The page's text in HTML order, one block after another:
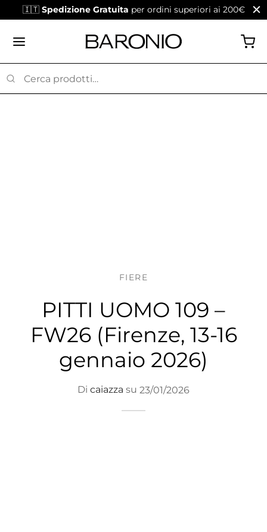
🇮🇹 Spedizione Gratuita per ordini superiori ai 200€
FIERE
PITTI UOMO 109 –
FW26 (Firenze, 13-16
gennaio 2026)
Di caiazza su 23/01/2026